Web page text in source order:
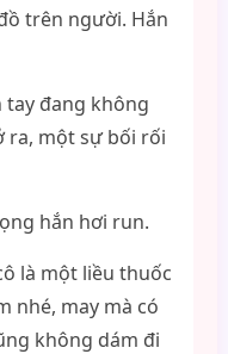
trên người. Hắn
tay đang không
ra, một sự bối rối
hắn hơi run.
là một liều thuốc
nhé, may mà có
không dám đi